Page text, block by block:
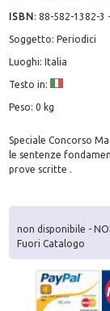
ISBN:88-582-1382-3 -
Soggetto: Periodici
Luoghi: Italia
Testo in:
Peso: 0 kg
Speciale Concorso
le sentenze
prove scritte .
non disponibile -
Fuori Catalogo